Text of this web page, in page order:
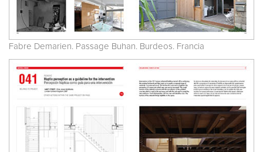
Fabre Demarien. Passage Buhan. Burdeos. Francia